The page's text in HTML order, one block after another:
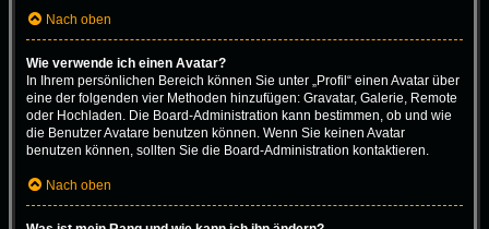
Nach oben
Wie verwende ich einen Avatar?
In Ihrem persönlichen Bereich können Sie unter „Profil“ einen Avatar über
eine der folgenden vier Methoden hinzufügen: Gravatar, Galerie, Remote
oder Hochladen. Die Board-Administration kann bestimmen, ob und wie
die Benutzer Avatare benutzen können. Wenn Sie keinen Avatar
benutzen können, sollten Sie die Board-Administration kontaktieren.
Nach oben